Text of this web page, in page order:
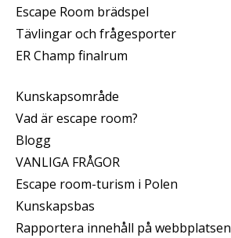
Escape Room brädspel
Tävlingar och frågesporter
ER Champ finalrum
Kunskapsområde
Vad är escape room?
Blogg
VANLIGA FRÅGOR
Escape room-turism i Polen
Kunskapsbas
Rapportera innehåll på webbplatsen